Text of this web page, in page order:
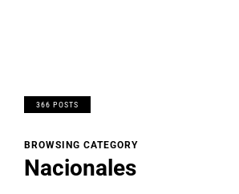
366 POSTS
BROWSING CATEGORY
Nacionales